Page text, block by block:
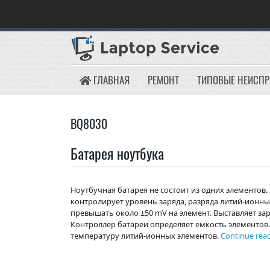
content
ГЛАВНАЯ РЕМОНТ ТИПОВЫЕ
BQ8030
Батарея ноутбука
Ноутбучная батарея не состоит из одних
контролирует уровень заряда, разряда литий-
превышать около ±50 mV на элемент. Выставляет
Контроллер батареи определяет емкость
температуру литий-ионных элементов.Continue